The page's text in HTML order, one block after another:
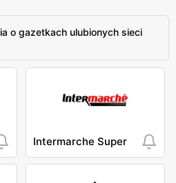
o gazetkach ulubionych sieci
Intermarche Super